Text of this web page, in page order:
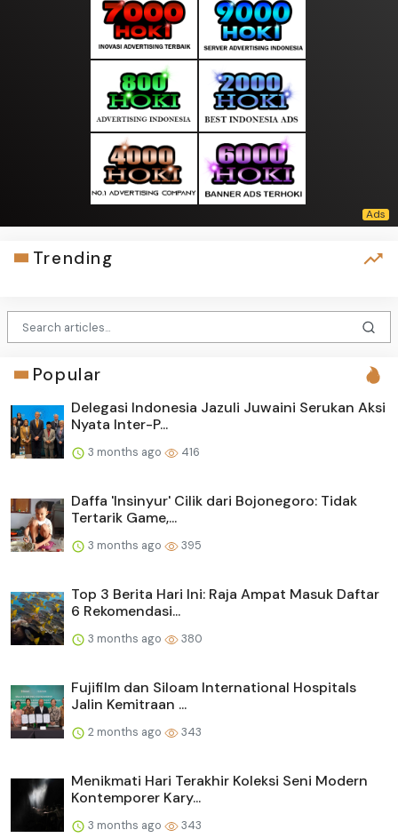
Trending
Popular
Delegasi Indonesia Jazuli Juwaini Serukan Aksi
Nyata Inter-P...
3 months ago 416
Daffa 'Insinyur' Cilik dari Bojonegoro: Tidak
Tertarik Game,...
3 months ago 395
Top 3 Berita Hari Ini: Raja Ampat Masuk Daftar
6 Rekomendasi...
3 months ago 380
Fujifilm dan Siloam International Hospitals
Jalin Kemitraan ...
2 months ago 343
Menikmati Hari Terakhir Koleksi Seni Modern
Kontemporer Kary...
3 months ago 343